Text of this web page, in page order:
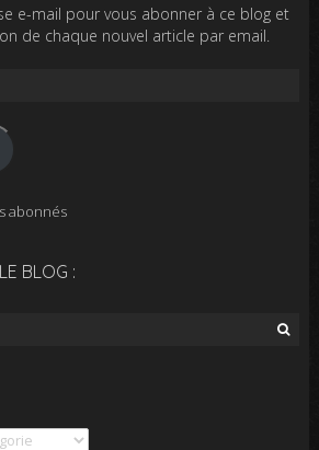
e-mail pour vous abonner à ce blog et
de chaque nouvel article par email.
abonnés
BLOG :